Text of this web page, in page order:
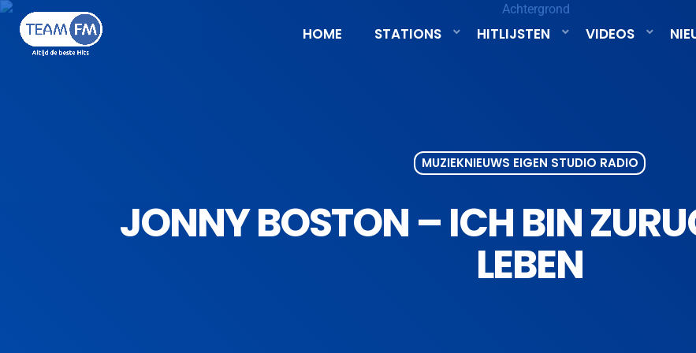
HOME STATIONS HITLIJSTEN VIDEOS
MUZIEKNIEUWS EIGEN STUDIO RADIO
JONNY BOSTON – ICH BIN
LEBEN